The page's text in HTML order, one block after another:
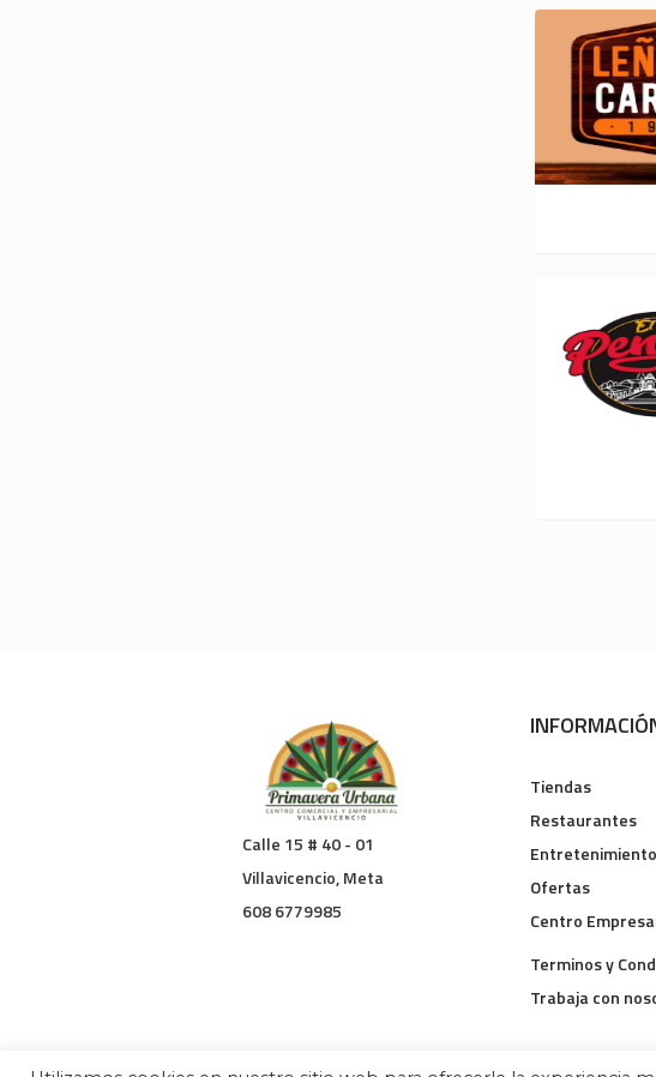
Calle 15 # 40 - 01
Villavicencio, Meta
608 6779985
Tiendas
Restaurantes
Entretenimiento
Ofertas
Centro
Terminos y
Trabaja con